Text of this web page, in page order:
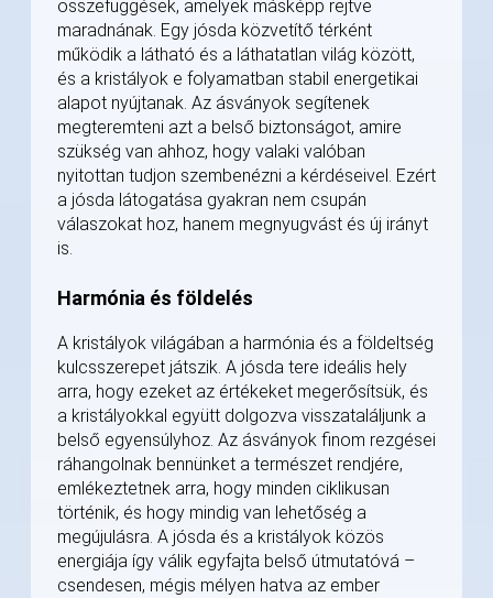
összefüggések, amelyek másképp rejtve
maradnának. Egy jósda közvetítő térként
működik a látható és a láthatatlan világ között,
és a kristályok e folyamatban stabil energetikai
alapot nyújtanak. Az ásványok segítenek
megteremteni azt a belső biztonságot, amire
szükség van ahhoz, hogy valaki valóban
nyitottan tudjon szembenézni a kérdéseivel. Ezért
a jósda látogatása gyakran nem csupán
válaszokat hoz, hanem megnyugvást és új irányt
is.
Harmónia és földelés
A kristályok világában a harmónia és a földeltség
kulcsszerepet játszik. A jósda tere ideális hely
arra, hogy ezeket az értékeket megerősítsük, és
a kristályokkal együtt dolgozva visszataláljunk a
belső egyensúlyhoz. Az ásványok finom rezgései
ráhangolnak bennünket a természet rendjére,
emlékeztetnek arra, hogy minden ciklikusan
történik, és hogy mindig van lehetőség a
megújulásra. A jósda és a kristályok közös
energiája így válik egyfajta belső útmutatóvá –
csendesen, mégis mélyen hatva az ember